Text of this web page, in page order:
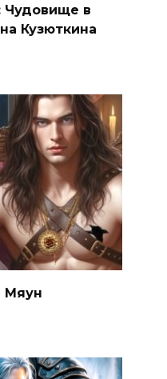
Чудовище в
Кузюткина
Мяун